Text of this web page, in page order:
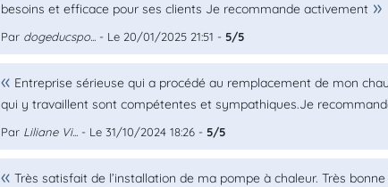
besoins et efficace pour ses clients Je recommande activement
Par dogeducspo... - Le 20/01/2025 21:51 - 5/5
Entreprise sérieuse qui a procédé au remplacement de mon
qui y travaillent sont compétentes et sympathiques.Je
Par Liliane Vi... - Le 31/10/2024 18:26 - 5/5
Très satisfait de l’installation de ma pompe à chaleur. Très